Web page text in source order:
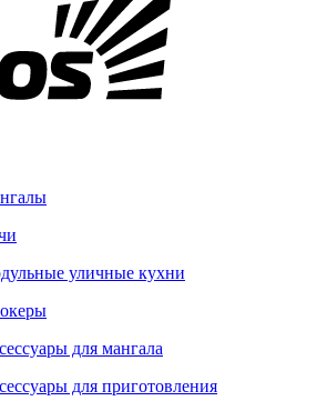
уличные кухни
для мангала
для приготовления